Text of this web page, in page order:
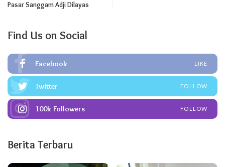
Pasar Sanggam Adji Dilayas
Find Us on Social
Facebook LIKE
Twitter FOLLOW
100k Followers FOLLOW
Berita Terbaru